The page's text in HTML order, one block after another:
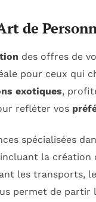
de
des offres de
pour ceux qui
exotiques,
refléter vos
spécialisées
la création
les transports,
permet de